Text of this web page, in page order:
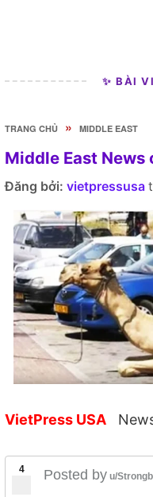
✨ BÀI
TRANG CHỦ » MIDDLE EAST
Middle East News
Đăng bởi: vietpressusa
VietPress USA
4 Posted by u/